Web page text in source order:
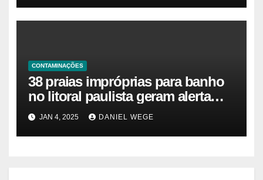
das Praias
CONTAMINAÇÕES
38 praias impróprias para banho
no litoral paulista geram alerta
ambiental e de saúde pública
JAN 4, 2025 DANIEL WEGE